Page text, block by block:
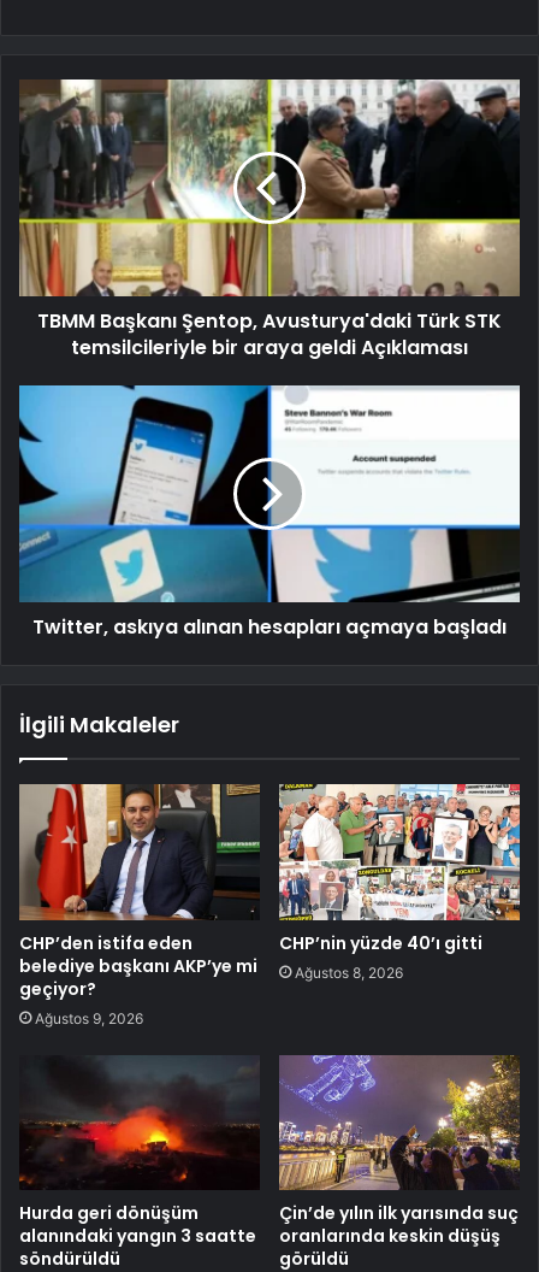
TBMM Başkanı Şentop, Avusturya'daki Türk STK
temsilcileriyle bir araya geldi Açıklaması
Twitter, askıya alınan hesapları açmaya başladı
İlgili Makaleler
CHP’den istifa eden
belediye başkanı AKP’ye mi
geçiyor?
Ağustos 9, 2026
CHP’nin yüzde 40’ı gitti
Ağustos 8, 2026
Hurda geri dönüşüm
alanındaki yangın 3 saatte
söndürüldü
Çin’de yılın ilk yarısında suç
oranlarında keskin düşüş
görüldü